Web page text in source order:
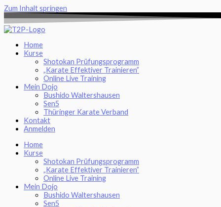
Zum Inhalt springen
Home
Kurse
Shotokan Prüfungsprogramm
„Karate Effektiver Trainieren”
Online Live Training
Mein Dojo
Bushido Waltershausen
Sen5
Thüringer Karate Verband
Kontakt
Anmelden
Home
Kurse
Shotokan Prüfungsprogramm
„Karate Effektiver Trainieren”
Online Live Training
Mein Dojo
Bushido Waltershausen
Sen5